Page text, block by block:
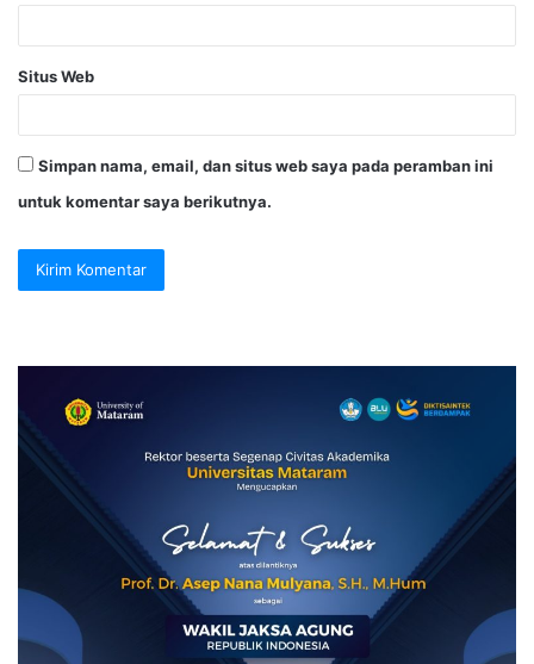
Situs Web
Simpan nama, email, dan situs web saya pada peramban ini
untuk komentar saya berikutnya.